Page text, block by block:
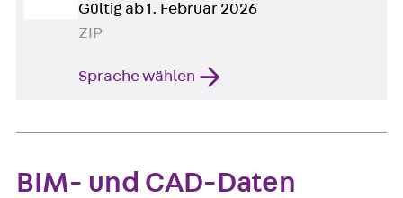
Gültig ab 1. Februar 2026
ZIP
Sprache wählen
BIM- und CAD-Daten